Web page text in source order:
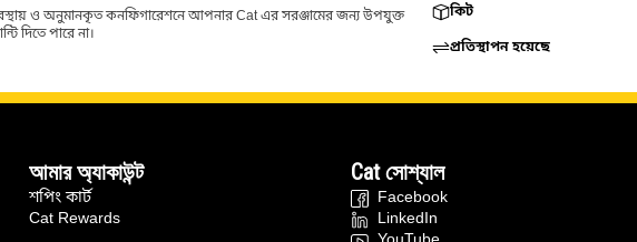
ও অনুমানকৃত কনফিগারেশনে আপনার Cat এর সরঞ্জামের জন্য উপযুক্ত
দিতে পারে না।
কিট
প্রতিস্থাপন হয়েছে
আমার অ্যাকাউন্ট
শপিং কার্ট
Cat Rewards
Cat সোশ্যাল
Facebook
LinkedIn